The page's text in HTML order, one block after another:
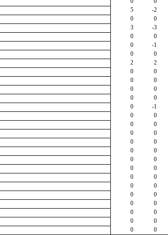
5 -2
0 0
3 -3
0 0
0 -1
0 0
2 2
0 0
0 0
0 0
0 0
0 -1
0 0
0 0
0 0
0 0
0 0
0 0
0 0
0 0
0 0
0 0
0 0
0 0
0 0
0 0